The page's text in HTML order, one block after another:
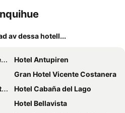
av dessa hotell...
Hotel Antupiren
Gran Hotel Vicente Costanera
Hotel Cabaña del Lago
Hotel Bellavista